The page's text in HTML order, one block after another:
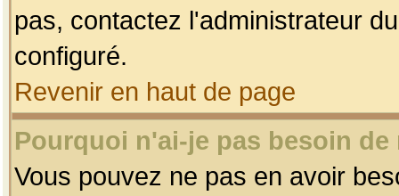
pas, contactez l'administrateur
configuré.
Revenir en haut de page
Pourquoi n'ai-je pas besoin
Vous pouvez ne pas en avoir